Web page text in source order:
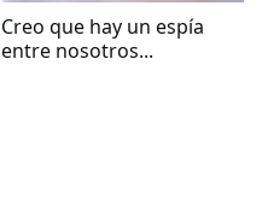
Creo que hay un espía
entre nosotros...